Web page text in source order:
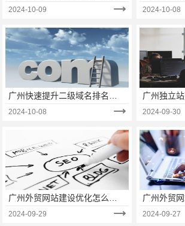
些平台？
2024-10-09
HTTPS的
2024-10-08
广州快速提升二级域名排名的
方式论是什么？
2024-10-08
广州独立
点？
2024-09-30
广州外贸网站建设优化怎么
做？
2024-09-29
广州外贸
哪些？（二
2024-09-27